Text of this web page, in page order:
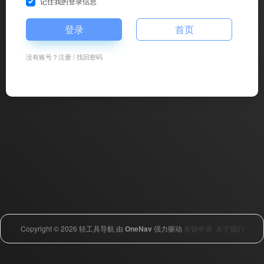
登录 首页
没有账号？注册/找回密码
Copyright © 2026 轻工具导航 由 OneNav强力驱动 友链申请 关于我们